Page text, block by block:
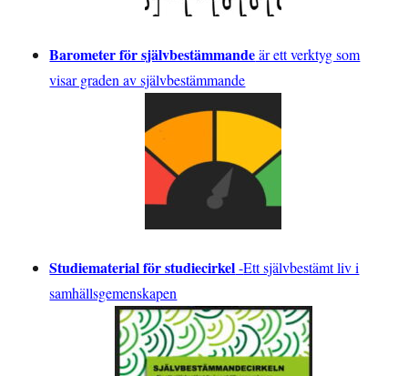
Barometer för självbestämmandeär ett verktyg som
visar graden av självbestämmande
Studiematerial för studiecirkel-Ett självbestämt liv i
samhällsgemenskapen